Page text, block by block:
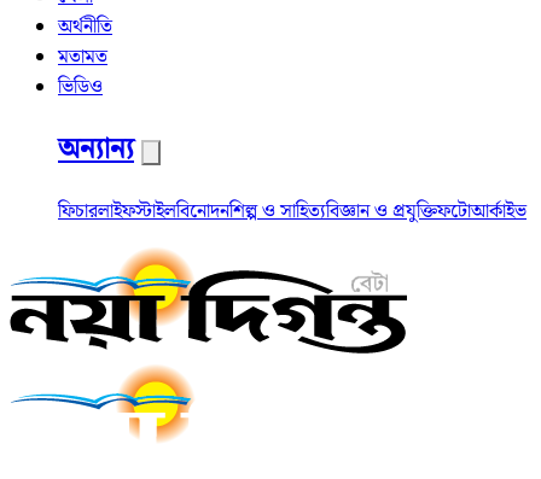
অর্থনীতি
মতামত
ভিডিও
অন্যান্য
ফিচারলাইফস্টাইলবিনোদনশিল্প ও সাহিত্যবিজ্ঞান ও প্রযুক্তিফটোআর্কাইভ